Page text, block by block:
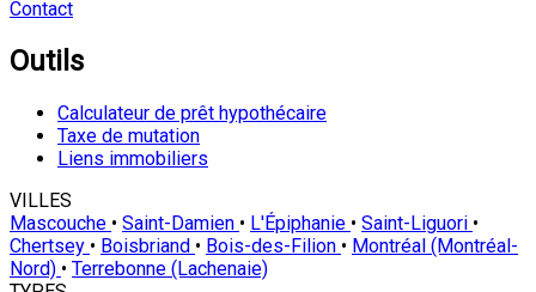
Contact
Outils
Calculateur de prêt hypothécaire
Taxe de mutation
Liens immobiliers
VILLES
Mascouche • Saint-Damien • L'Épiphanie • Saint-Liguori •
Chertsey • Boisbriand • Bois-des-Filion • Montréal (Montréal-
Nord) • Terrebonne (Lachenaie)